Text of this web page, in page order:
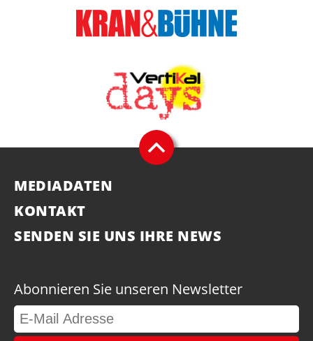
MEDIADATEN
KONTAKT
SENDEN SIE UNS IHRE NEWS
Abonnieren Sie unseren Newsletter